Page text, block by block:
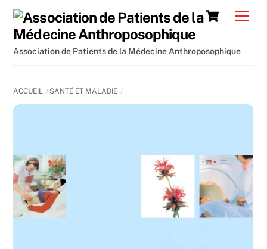
Skip
content
Cart
Association de Patients de la Médecine Anthroposophique
ACCUEIL SANTÉ ET MALADIE